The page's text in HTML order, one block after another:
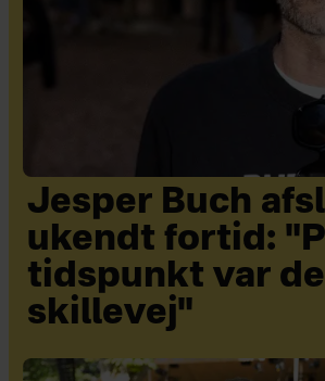
Jesper Buch
ukendt fortid:
tidspunkt var
skillevej"